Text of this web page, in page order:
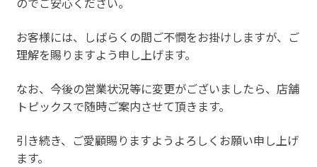
お客様には、しばらくの間ご不憫をお掛けしますが、ご
理解を賜りますよう申し上げます。
なお、今後の営業状況等に変更がございましたら、店舗
トピックスで随時ご案内させて頂きます。
引き続き、ご愛顧賜りますようよろしくお願い申し上げ
ます。